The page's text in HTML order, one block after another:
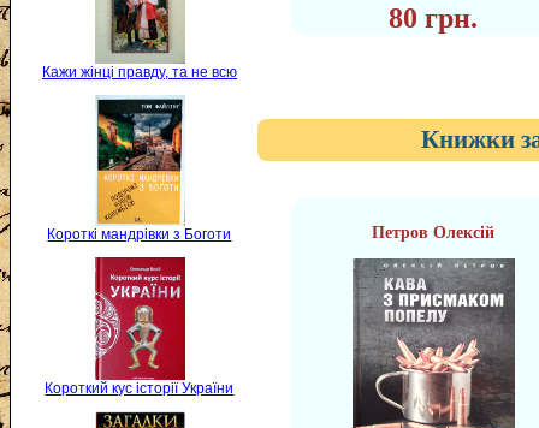
Кажи жінці правду, та не всю
Короткі мандрівки з Боготи
Короткий кус історії України
80 грн.
Книжки
Петров Олексій